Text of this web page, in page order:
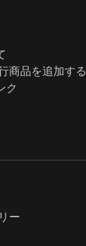
商品を追加する
ク
ー